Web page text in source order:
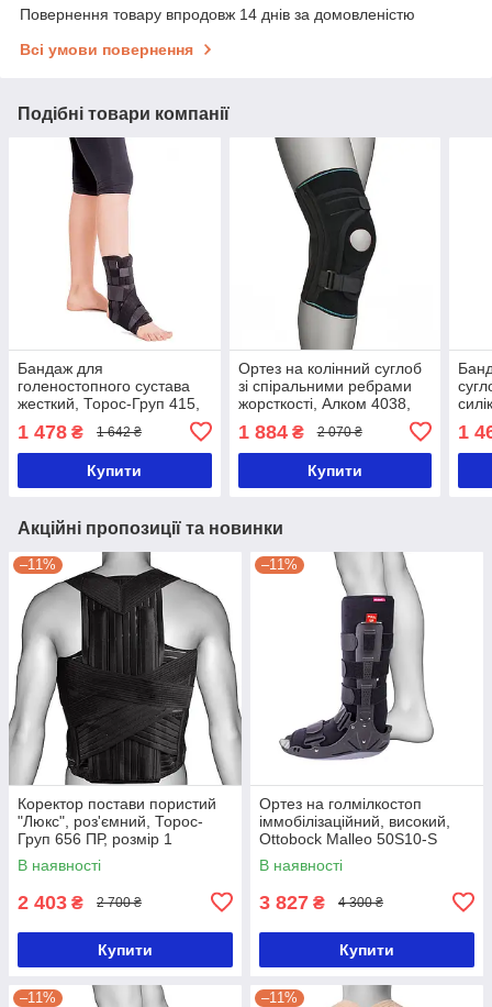
Повернення товару впродовж 14 днів за домовленістю
Всі умови повернення
Подібні товари компанії
Бандаж для
голеностопного сустава
жесткий, Торос-Груп 415,
1 478 ₴ 1 642 ₴
Купити
Ортез на колінний суглоб
зі спіральними ребрами
жорсткості, Алком 4038,
1 884₴ 2 070 ₴
Купити
1
Акційні пропозиції та новинки
–11%
Коректор постави пористий
"Люкс", роз'ємний, Торос-
Груп 656 ПР, розмір 1
В наявності
2 403 ₴ 2 700 ₴
Купити
–11%
Ортез на голмілкостоп
іммобілізаційний, високий,
Ottobock Malleo 50S10-S
В наявності
3 827 ₴ 4 300 ₴
Купити
–11% –11%